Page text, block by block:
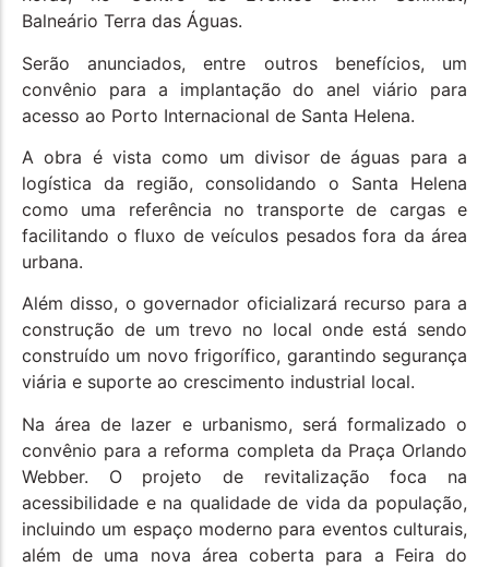
Balneário Terra das Águas.
Serão anunciados, entre outros benefícios, um
convênio para a implantação do anel viário para
acesso ao Porto Internacional de Santa Helena.
A obra é vista como um divisor de águas para a
logística da região, consolidando o Santa Helena
como uma referência no transporte de cargas e
facilitando o fluxo de veículos pesados fora da área
urbana.
Além disso, o governador oficializará recurso para a
construção de um trevo no local onde está sendo
construído um novo frigorífico, garantindo segurança
viária e suporte ao crescimento industrial local.
Na área de lazer e urbanismo, será formalizado o
convênio para a reforma completa da Praça Orlando
Webber. O projeto de revitalização foca na
acessibilidade e na qualidade de vida da população,
incluindo um espaço moderno para eventos culturais,
além de uma nova área coberta para a Feira do